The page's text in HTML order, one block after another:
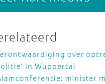
over
in Wuppertal
minister